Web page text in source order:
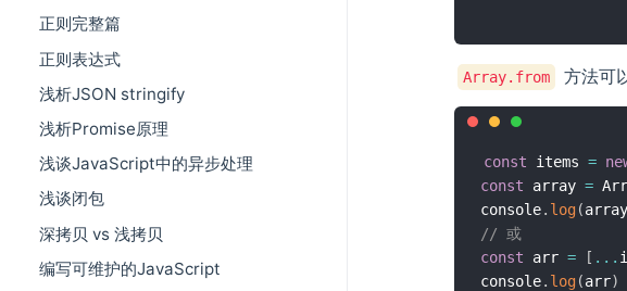
正则完整篇
正则表达式
浅析JSON stringify
浅析Promise原理
浅谈JavaScript中的异步处理
浅谈闭包
深拷贝 vs 浅拷贝
编写可维护的JavaScript
Array.from 方法可
const items =
const array =
console. log(array
// 或
const arr = [ ...
console. log(arr)